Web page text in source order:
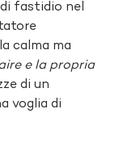
fastidio nel
calma ma
e la propria
di un
voglia di